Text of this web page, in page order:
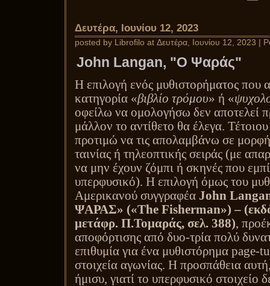
Δευτέρα, Ιουνίου 12, 2023
posted by Librofilo at Δευτέρα, Ιουνίου 12, 2023 |
John Langan, "Ο Ψαράς"
Η επιλογή ενός μυθιστορήματος που
κατηγορία «βιβλίο τρόμου» ή «
οφείλω να ομολογήσω δεν αποτελεί
μάλλον το αντίθετο θα έλεγα. Τέτοιου
προτιμώ να τις απολαμβάνω σε
ταινίας ή τηλεοπτικής σειράς (με
να μην έχουν ζόμπι ή σκηνές που
υπερφυσικό). Η επιλογή όμως του
Αμερικανού συγγραφέα John
ΨΑΡΑΣ» («The Fisherman») –
μετάφρ. Π.Τομαράς, σελ. 388),
αποφόρτισης από δυο-τρία πολύ
επιθυμία για ένα μυθιστόρημα page-
στοιχεία αγωνίας. Η προσπάθεια
ήμισυ, γιατί το υπερφυσικό στοιχείο